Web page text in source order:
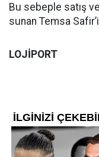
Bu sebeple satış
sunan Temsa
LOJİPORT